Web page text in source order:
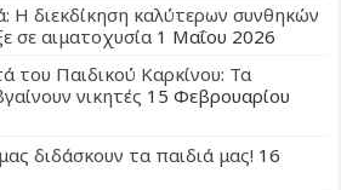
Η διεκδίκηση καλύτερων συνθηκών
σε αιματοχυσία 1 Μαΐου 2026
του Παιδικού Καρκίνου: Τα
νικητές 15 Φεβρουαρίου
διδάσκουν τα παιδιά μας! 16